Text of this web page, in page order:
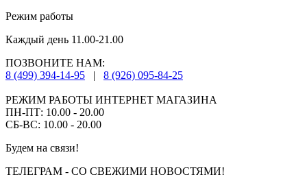
Режим работы
Каждый день 11.00-21.00
ПОЗВОНИТЕ НАМ:
8 (499) 394-14-95
| 8 (926) 095-84-25
РЕЖИМ РАБОТЫ ИНТЕРНЕТ МАГАЗИНА
ПН-ПТ: 10.00 - 20.00
СБ-ВС: 10.00 - 20.00
Будем на связи!
ТЕЛЕГРАМ - СО СВЕЖИМИ НОВОСТЯМИ!